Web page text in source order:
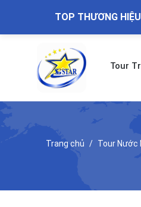
TOP THƯƠNG
Tour
Trang chủ Tour Nước